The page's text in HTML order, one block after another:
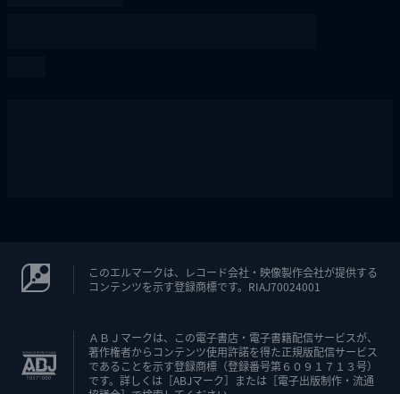
このエルマークは、レコード会社・映像製作会社が提供する
コンテンツを示す登録商標です。RIAJ70024001
ＡＢＪマークは、この電子書店・電子書籍配信サービスが、
著作権者からコンテンツ使用許諾を得た正規版配信サービス
であることを示す登録商標（登録番号第６０９１７１３号）
です。詳しくは［ABJマーク］または［電子出版制作・流通